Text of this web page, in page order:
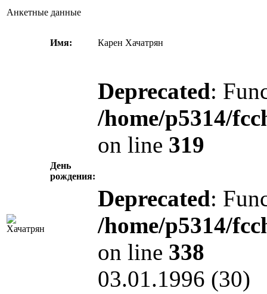
Анкетные данные
Имя: Карен Хачатрян
День
рождения:
Deprecated:
/home/p5314/
on line 319
Deprecated:
/home/p5314/
on line 338
03.01.1996 (30)